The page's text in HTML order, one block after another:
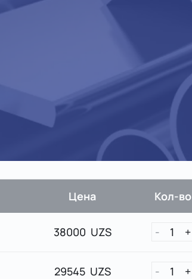
Цена Кол-во
38000 UZS - 1 +
29545 UZS - 1 +